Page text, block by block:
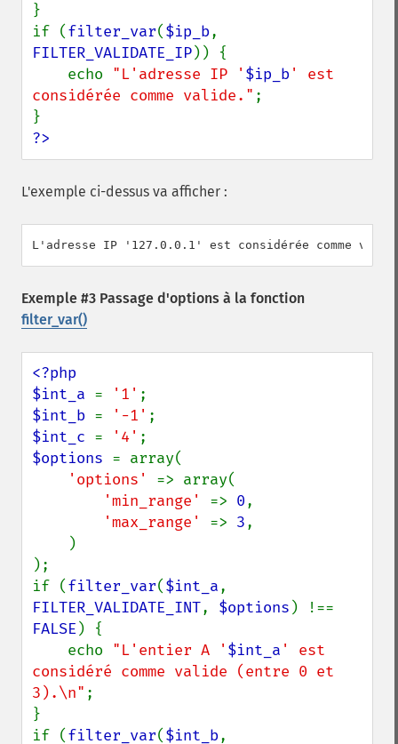
}
if (filter_var($ip_b
FILTER_VALIDATE_IP)) {
    echo
"L'adresse IP ' $ip_b' est
considérée comme valide." ;
?>
L'exemple ci-dessus va afficher :
Exemple #3 Passage d'options à la fonction
filter_var()
<?php
$int_a = '1'
$int_b = '-1'
$int_c = '4'
$options = array(
'options' => array(
'min_range' => 0,
'max_range' => 3,
);
if (filter_var($int_a
FILTER_VALIDATE_INT, $options
FALSE ) {
    echo
"L'entier A ' $int_a ' est
considéré comme valide (entre 0 et
3).\n" ;
}
if (filter_var($int_b